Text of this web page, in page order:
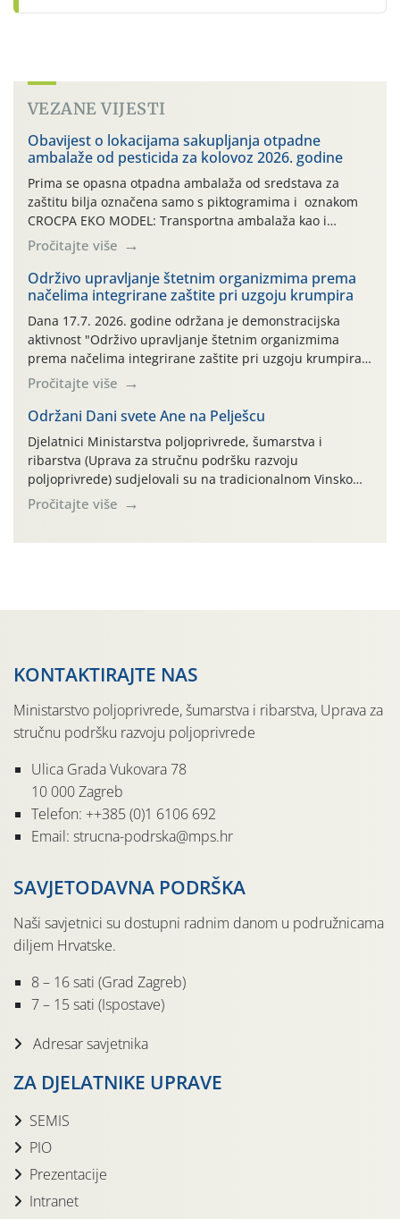
VEZANE VIJESTI
Obavijest o lokacijama sakupljanja otpadne
ambalaže od pesticida za kolovoz 2026. godine
Prima se opasna otpadna ambalaža od sredstava za
zaštitu bilja označena samo s piktogramima i oznakom
CROCPA EKO MODEL: Transportna ambalaža kao i
ambalaža drugih proizvoda koji nisu sredstva za zaštitu
bilja (npr. ambalaža od mineralnih gnojiva,) se ne
prihvaća. Korisnicima je osiguran besplatni povrat
prazne ambalaže isključivo ovih tvrtki: AGROCHEM-MAKS,
AGRONOM, ALBAUGH TKI* (PINUS […]
Pročitajte više
Održivo upravljanje štetnim organizmima prema
načelima integrirane zaštite pri uzgoju krumpira
Dana 17.7. 2026. godine održana je demonstracijska
aktivnost "Održivo upravljanje štetnim organizmima
prema načelima integrirane zaštite pri uzgoju krumpira"
na pokusnom polju "Poredje", kraj naselja Belica (ARKOD
parcela ID 2445031) (središnji dio Međimurske županije).
Pročitajte više
Održani Dani svete Ane na Pelješcu
Djelatnici Ministarstva poljoprivrede, šumarstva i
ribarstva (Uprava za stručnu podršku razvoju
poljoprivrede) sudjelovali su na tradicionalnom Vinskom
forumu, održanom 24.07.2026. godine u Domu vinarske
tradicije u Putnikovićima na poluotoku Pelješcu, u
Pročitajte više
KONTAKTIRAJTE NAS
Ministarstvo poljoprivrede, šumarstva i ribarstva, Uprava za
stručnu podršku razvoju poljoprivrede
Ulica Grada Vukovara 78
10 000 Zagreb
Telefon: ++385 (0)1 6106 692
Email: strucna-podrska@mps.hr
SAVJETODAVNA PODRŠKA
Naši savjetnici su dostupni radnim danom u podružnicama
diljem Hrvatske.
8 – 16 sati (Grad Zagreb)
7 – 15 sati (Ispostave)
Adresar savjetnika
ZA DJELATNIKE UPRAVE
SEMIS
PIO
Prezentacije
Intranet